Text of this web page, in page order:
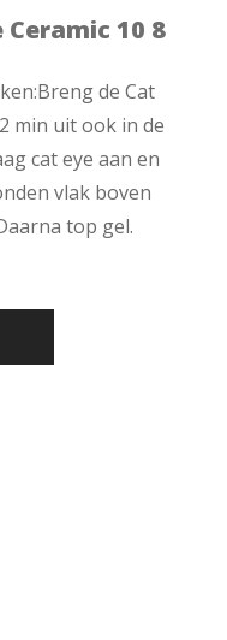
10 8
de Cat
min uit ook in de
cat eye aan en
vlak boven
top gel.